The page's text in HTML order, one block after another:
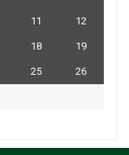
11 12
18 19
25 26